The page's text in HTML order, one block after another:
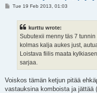
PTue 19 Feb 2013, 01:03
kurttu wrote:
Subutexii menny täs 7
kolmas kalja aukes just,
Loistava fiilis maata
sarjaa.
Voiskos tämän ketjun pitää
vastauksina komboista ja jättää